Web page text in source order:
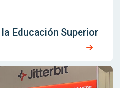
la Educación Superior